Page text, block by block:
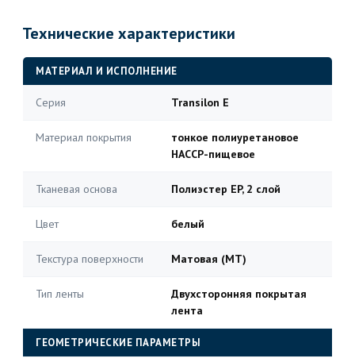
Технические характеристики
МАТЕРИАЛ И ИСПОЛНЕНИЕ
Серия Transilon E
Материал покрытия
тонкое полиуретановое
HACCP-пищевое
Тканевая основа Полиэстер EP, 2 слой
Цвет белый
Текстура поверхности Матовая (MT)
Тип ленты
Двухсторонняя покрытая
лента
ГЕОМЕТРИЧЕСКИЕ ПАРАМЕТРЫ